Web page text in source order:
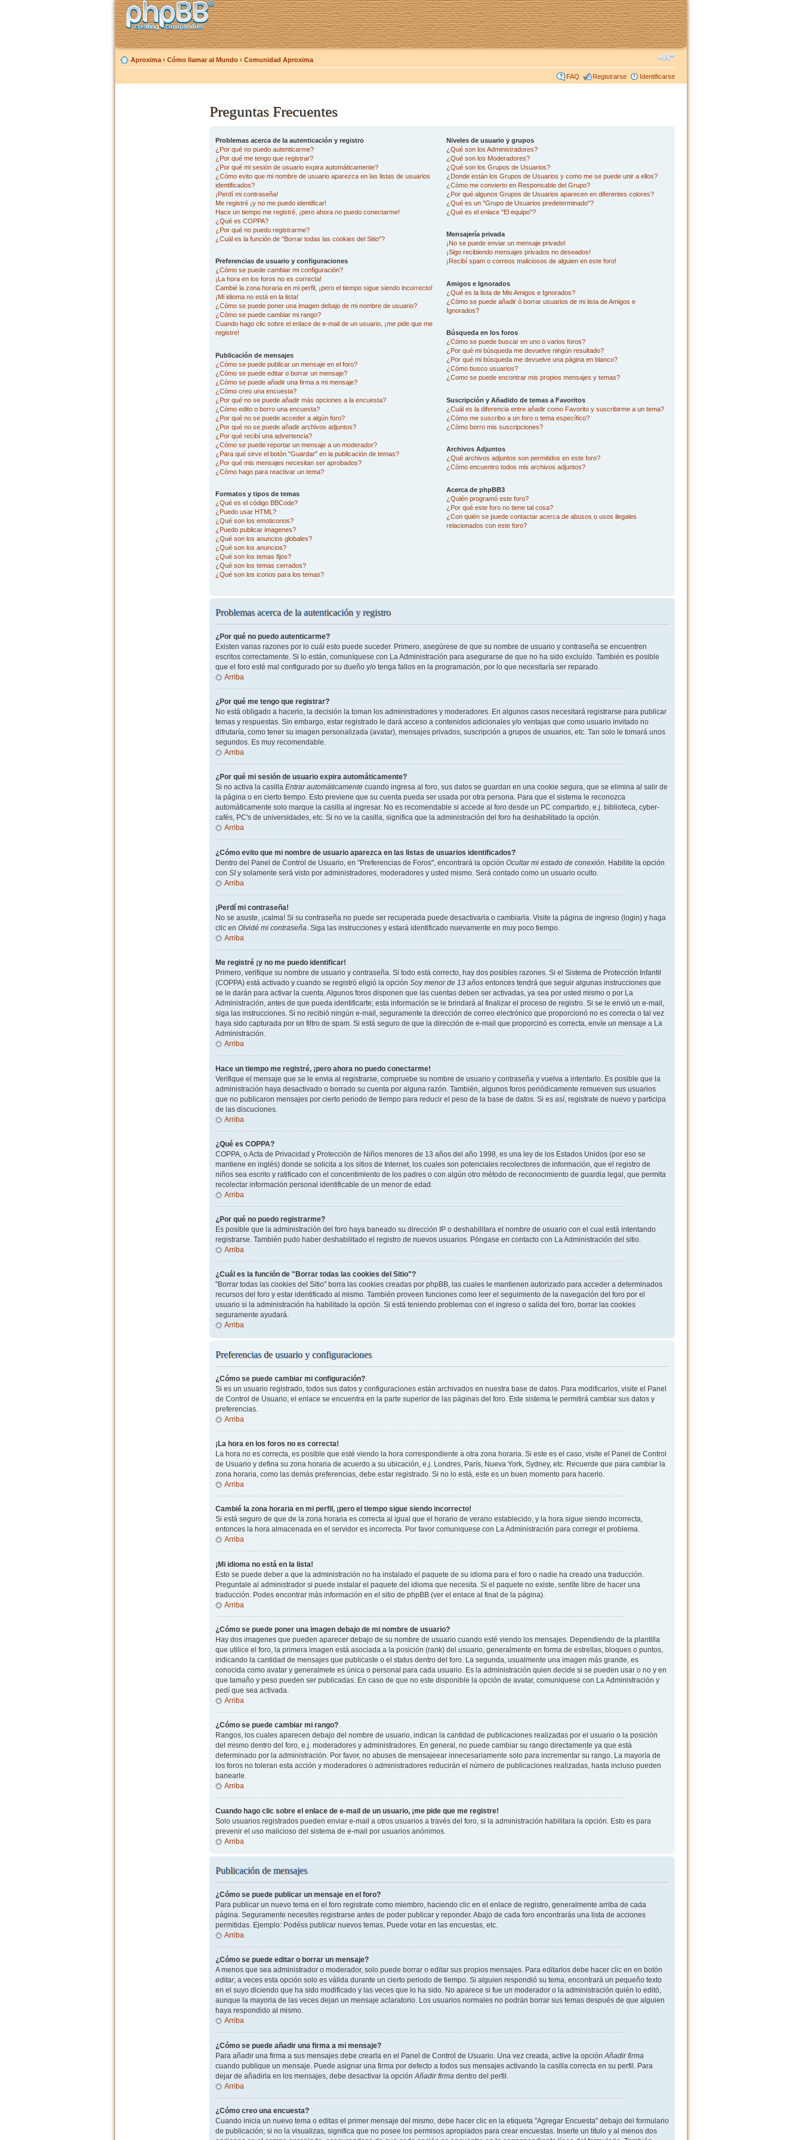
Aproxima ‹ Cómo llamar al Mundo ‹ Comunidad Aproxima
FAQ Registrarse Identificarse
Preguntas Frecuentes
Problemas acerca de la autenticación y registro
¿Por qué no puedo autenticarme?
¿Por qué me tengo que registrar?
¿Por qué mi sesión de usuario expira automáticamente?
¿Cómo evito que mi nombre de usuario aparezca en las listas de usuarios
identificados?
¡Perdí mi contraseña!
Me registré ¡y no me puedo identificar!
Hace un tiempo me registré, ¡pero ahora no puedo conectarme!
¿Qué es COPPA?
¿Por qué no puedo registrarme?
¿Cuál es la función de "Borrar todas las cookies del Sitio"?
Preferencias de usuario y configuraciones
¿Cómo se puede cambiar mi configuración?
¡La hora en los foros no es correcta!
Cambié la zona horaria en mi perfil, ¡pero el tiempo sigue siendo incorrecto!
¡Mi idioma no está en la lista!
¿Cómo se puede poner una imagen debajo de mi nombre de usuario?
¿Cómo se puede cambiar mi rango?
Cuando hago clic sobre el enlace de e-mail de un usuario, ¡me pide que me
registre!
Publicación de mensajes
¿Cómo se puede publicar un mensaje en el foro?
¿Cómo se puede editar o borrar un mensaje?
¿Cómo se puede añadir una firma a mi mensaje?
¿Cómo creo una encuesta?
¿Por qué no se puede añadir más opciones a la encuesta?
¿Cómo edito o borro una encuesta?
¿Por qué no se puede acceder a algún foro?
¿Por qué no se puede añadir archivos adjuntos?
¿Por qué recibí una advertencia?
¿Cómo se puede reportar un mensaje a un moderador?
¿Para qué sirve el botón "Guardar" en la publicación de temas?
¿Por qué mis mensajes necesitan ser aprobados?
¿Cómo hago para reactivar un tema?
Formatos y tipos de temas
¿Qué es el código BBCode?
¿Puedo usar HTML?
¿Qué son los emoticonos?
¿Puedo publicar imagenes?
¿Qué son los anuncios globales?
¿Qué son los anuncios?
¿Qué son los temas fijos?
¿Qué son los temas cerrados?
¿Qué son los iconos para los temas?
Niveles de usuario y grupos
¿Qué son los Administradores?
¿Qué son los Moderadores?
¿Qué son los Grupos de Usuarios?
¿Donde están los Grupos de Usuarios y como me se puede unir a ellos?
¿Cómo me convierto en Responsable del Grupo?
¿Por qué algunos Grupos de Usuarios aparecen en diferentes colores?
¿Qué es un "Grupo de Usuarios predeterminado"?
¿Qué es el enlace "El equipo"?
Mensajería privada
¡No se puede enviar un mensaje privado!
¡Sigo recibiendo mensajes privados no deseados!
¡Recibí spam o correos maliciosos de alguien en este foro!
Amigos e Ignorados
¿Qué es la lista de Mis Amigos e Ignorados?
¿Cómo se puede añadir ó borrar usuarios de mi lista de Amigos e
Ignorados?
Búsqueda en los foros
¿Cómo se puede buscar en uno o varios foros?
¿Por qué mi búsqueda me devuelve ningún resultado?
¿Por qué mi búsqueda me devuelve una página en blanco?
¿Cómo busco usuarios?
¿Como se puede encontrar mis propios mensajes y temas?
Suscripción y Añadido de temas a Favoritos
¿Cuál es la diferencia entre añadir como Favorito y suscribirme a un tema?
¿Cómo me suscribo a un foro o tema específico?
¿Cómo borro mis suscripciones?
Archivos Adjuntos
¿Qué archivos adjuntos son permitidos en este foro?
¿Cómo encuentro todos mis archivos adjuntos?
Acerca de phpBB3
¿Quién programó este foro?
¿Por qué este foro no tiene tal cosa?
¿Con quién se puede contactar acerca de abusos o usos ilegales
relacionados con este foro?
Problemas acerca de la autenticación y registro
¿Por qué no puedo autenticarme?
Existen varias razones por lo cuál esto puede suceder. Primero, asegúrese de que su nombre de usuario y contraseña se encuentren
escritos correctamente. Si lo están, comuníquese con La Administración para asegurarse de que no ha sido excluído. También es posible
que el foro esté mal configurado por su dueño y/o tenga fallos en la programación, por lo que necesitaría ser reparado.
Arriba
¿Por qué me tengo que registrar?
No está obligado a hacerlo, la decisión la toman los administradores y moderadores. En algunos casos necesitará registrarse para publicar
temas y respuestas. Sin embargo, estar registrado le dará acceso a contenidos adicionales y/o ventajas que como usuario invitado no
difrutaría, como tener su imagen personalizada (avatar), mensajes privados, suscripción a grupos de usuarios, etc. Tan solo le tomará unos
segundos. Es muy recomendable.
Arriba
¿Por qué mi sesión de usuario expira automáticamente?
Si no activa la casilla Entrar automáticamentecuando ingresa al foro, sus datos se guardan en una cookie segura, que se elimina al salir de
la página o en cierto tiempo. Esto previene que su cuenta pueda ser usada por otra persona. Para que el sistema le reconozca
automáticamente solo marque la casilla al ingresar. No es recomendable si accede al foro desde un PC compartido, e.j. biblioteca, cyber-
cafés, PC's de universidades, etc. Si no ve la casilla, significa que la administración del foro ha deshabilitado la opción.
Arriba
¿Cómo evito que mi nombre de usuario aparezca en las listas de usuarios identificados?
Dentro del Panel de Control de Usuario, en "Preferencias de Foros", encontrará la opción Ocultar mi estado de conexión . Habilite la opción
con SIy solamente será visto por administradores, moderadores y usted mismo. Será contado como un usuario oculto.
Arriba
¡Perdí mi contraseña!
No se asuste, ¡calma! Si su contraseña no puede ser recuperada puede desactivarla o cambiarla. Visite la página de ingreso (login) y haga
clic en Olvidé mi contraseña. Siga las instrucciones y estará identificado nuevamente en muy poco tiempo.
Arriba
Me registré ¡y no me puedo identificar!
Primero, verifique su nombre de usuario y contraseña. Si todo está correcto, hay dos posibles razones. Si el Sistema de Protección Infantil
(COPPA) está activado y cuando se registró eligió la opción Soy menor de 13 añosentonces tendrá que seguir algunas instrucciones que
se le darán para activar la cuenta. Algunos foros disponen que las cuentas deben ser activadas, ya sea por usted mismo o por La
Administración, antes de que pueda identificarte; esta información se le brindará al finalizar el proceso de registro. Si se le envió un e-mail,
siga las instrucciones. Si no recibió ningún e-mail, seguramente la dirección de correo electrónico que proporcionó no es correcta o tal vez
haya sido capturada por un filtro de spam. Si está seguro de que la dirección de e-mail que proporcinó es correcta, envíe un mensaje a La
Administración.
Arriba
Hace un tiempo me registré, ¡pero ahora no puedo conectarme!
Verifique el mensaje que se le envia al registrarse, compruebe su nombre de usuario y contraseña y vuelva a intentarlo. Es posible que la
administración haya desactivado o borrado su cuenta por alguna razón. También, algunos foros periódicamente remueven sus usuarios
que no publicaron mensajes por cierto periodo de tiempo para reducir el peso de la base de datos. Si es así, registrate de nuevo y participa
de las discuciones.
Arriba
¿Qué es COPPA?
COPPA, o Acta de Privacidad y Protección de Niños menores de 13 años del año 1998, es una ley de los Estados Unidos (por eso se
mantiene en inglés) donde se solicita a los sitios de Internet, los cuales son potenciales recolectores de información, que el registro de
niños sea escrito y ratificado con el concentimiento de los padres o con algún otro método de reconocimiento de guardia legal, que permita
recolectar información personal identificable de un menor de edad.
Arriba
¿Por qué no puedo registrarme?
Es posible que la administración del foro haya baneado su dirección IP o deshabilitara el nombre de usuario con el cual está intentando
registrarse. También pudo haber deshabilitado el registro de nuevos usuarios. Póngase en contacto con La Administración del sitio.
Arriba
¿Cuál es la función de "Borrar todas las cookies del Sitio"?
"Borrar todas las cookies del Sitio" borra las cookies creadas por phpBB, las cuales le mantienen autorizado para acceder a determinados
recursos del foro y estar identificado al mismo. También proveen funciones como leer el seguimiento de la navegación del foro por el
usuario si la administración ha habilitado la opción. Si está teniendo problemas con el ingreso o salida del foro, borrar las cookies
seguramente ayudará.
Arriba
Preferencias de usuario y configuraciones
¿Cómo se puede cambiar mi configuración?
Si es un usuario registrado, todos sus datos y configuraciones están archivados en nuestra base de datos. Para modificarlos, visite el Panel
de Control de Usuario; el enlace se encuentra en la parte superior de las páginas del foro. Este sistema le permitirá cambiar sus datos y
preferencias.
Arriba
¡La hora en los foros no es correcta!
La hora no es correcta, es posible que esté viendo la hora correspondiente a otra zona horaria. Si este es el caso, visite el Panel de Control
de Usuario y defina su zona horaria de acuerdo a su ubicación, e.j. Londres, París, Nueva York, Sydney, etc. Recuerde que para cambiar la
zona horaria, como las demás preferencias, debe estar registrado. Si no lo está, este es un buen momento para hacerlo.
Arriba
Cambié la zona horaria en mi perfil, ¡pero el tiempo sigue siendo incorrecto!
Si está seguro de que de la zona horaria es correcta al igual que el horario de verano establecido, y la hora sigue siendo incorrecta,
entonces la hora almacenada en el servidor es incorrecta. Por favor comuniquese con La Administración para corregir el problema.
Arriba
¡Mi idioma no está en la lista!
Esto se puede deber a que la administración no ha instalado el paquete de su idioma para el foro o nadie ha creado una traducción.
Preguntale al administrador si puede instalar el paquete del idioma que necesita. Si el paquete no existe, sentíte libre de hacer una
traducción. Podes encontrar más información en el sitio de phpBB (ver el enlace al final de la página).
Arriba
¿Cómo se puede poner una imagen debajo de mi nombre de usuario?
Hay dos imagenes que pueden aparecer debajo de su nombre de usuario cuando esté viendo los mensajes. Dependiendo de la plantilla
que utilice el foro, la primera imagen está asociada a la posición (rank) del usuario, generalmente en forma de estrellas, bloques o puntos,
indicando la cantidad de mensajes que publicaste o el status dentro del foro. La segunda, usualmente una imagen más grande, es
conocida como avatar y generalmete es única o personal para cada usuario. Es la administración quien decide si se pueden usar o no y en
que tamaño y peso pueden ser publicadas. En caso de que no este disponible la opción de avatar, comuniquese con La Administración y
pedí que sea activada.
Arriba
¿Cómo se puede cambiar mi rango?
Rangos, los cuales aparecen debajo del nombre de usuario, indican la cantidad de publicaciones realizadas por el usuario o la posición
del mismo dentro del foro, e.j. moderadores y administradores. En general, no puede cambiar su rango directamente ya que está
determinado por la administración. Por favor, no abuses de mensajeear innecesariamente solo para incrementar su rango. La mayoría de
los foros no toleran esta acción y moderadores o administradores reducirán el número de publicaciones realizadas, hasta incluso pueden
banearle.
Arriba
Cuando hago clic sobre el enlace de e-mail de un usuario, ¡me pide que me registre!
Solo usuarios registrados pueden enviar e-mail a otros usuarios a través del foro, si la administración habilitara la opción. Esto es para
prevenir el uso malicioso del sistema de e-mail por usuarios anónimos.
Arriba
Publicación de mensajes
¿Cómo se puede publicar un mensaje en el foro?
Para publicar un nuevo tema en el foro registrate como miembro, haciendo clic en el enlace de registro, generalmente arriba de cada
página. Seguramente necesites registrarse antes de poder publicar y reponder. Abajo de cada foro encontrarás una lista de acciones
permitidas. Ejemplo: Podéss publicar nuevos temas, Puede votar en las encuestas, etc.
Arriba
¿Cómo se puede editar o borrar un mensaje?
A menos que sea administrador o moderador, solo puede borrar o editar sus propios mensajes. Para editarlos debe hacer clic en en botón
editar, a veces esta opción solo es válida durante un cierto periodo de tiempo. Si alguien respondió su tema, encontrará un pequeño texto
en el suyo diciendo que ha sido modificado y las veces que lo ha sido. No aparece si fue un moderador o la administración quién lo editó,
aunque la mayoria de las veces dejan un mensaje aclaratorio. Los usuarios normales no podrán borrar sus temas después de que alguien
haya respondido al mismo.
Arriba
¿Cómo se puede añadir una firma a mi mensaje?
Para añadir una firma a sus mensajes debe crearla en el Panel de Control de Usuario. Una vez creada, active la opción Añadir firma
cuando publique un mensaje. Puede asignar una firma por defecto a todos sus mensajes activando la casilla correcta en su perfil. Para
dejar de añadirla en los mensajes, debe desactivar la opción Añadir firma dentro del perfil.
Arriba
¿Cómo creo una encuesta?
Cuando inicia un nuevo tema o editas el primer mensaje del mismo, debe hacer clic en la etiqueta "Agregar Encuesta" debajo del formulario
de publicación; si no la visualizas, significa que no posee los permisos apropiados para crear encuestas. Inserte un título y al menos dos